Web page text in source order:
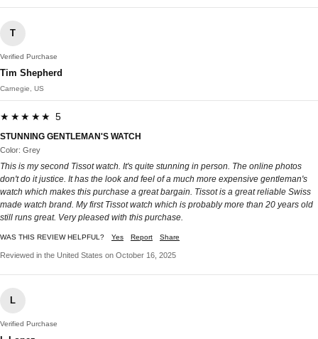
T
Verified Purchase
Tim Shepherd
Carnegie, US
★★★★★ 5
STUNNING GENTLEMAN'S WATCH
Color: Grey
This is my second Tissot watch. It's quite stunning in person. The online photos
don't do it justice. It has the look and feel of a much more expensive gentleman's
watch which makes this purchase a great bargain. Tissot is a great reliable Swiss
made watch brand. My first Tissot watch which is probably more than 20 years old
still runs great. Very pleased with this purchase.
WAS THIS REVIEW HELPFUL? Yes Report Share
Reviewed in the United States on October 16, 2025
L
Verified Purchase